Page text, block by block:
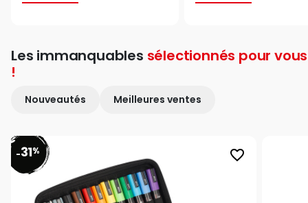
Les immanquables sélectionnés pour vous
!
Nouveautés Meilleures ventes
favorite_border
-31%